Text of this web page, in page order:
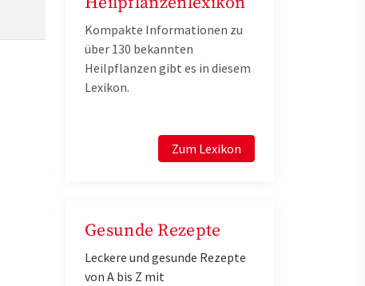
Kompakte Informationen zu
über 130 bekannten
Heilpflanzen gibt es in diesem
Lexikon.
Zum Lexikon
Gesunde Rezepte
Leckere und gesunde Rezepte
von A bis Z mit